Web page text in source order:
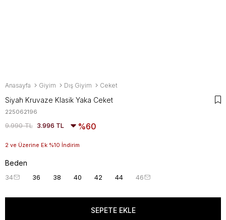
Anasayfa Giyim Dış Giyim Ceket
Siyah Kruvaze Klasik Yaka Ceket
225062196
9.990 TL 3.996 TL 60
2 ve Üzerine Ek %10 İndirim
Beden
34 36 38 40 42 44 46